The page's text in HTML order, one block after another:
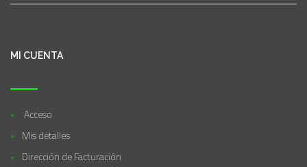
MI CUENTA
Acceso
Mis detalles
Dirección de Facturación